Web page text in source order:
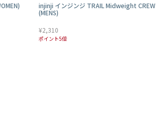
injinji インジンジ TRAIL Midweight CREW
(MENS)
¥2,310
ポイント5倍